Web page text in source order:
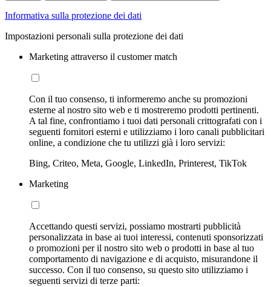
Informativa sulla protezione dei dati
Impostazioni personali sulla protezione dei dati
Marketing attraverso il customer match
Con il tuo consenso, ti informeremo anche su promozioni
esterne al nostro sito web e ti mostreremo prodotti pertinenti.
A tal fine, confrontiamo i tuoi dati personali crittografati con i
seguenti fornitori esterni e utilizziamo i loro canali pubblicitari
online, a condizione che tu utilizzi già i loro servizi:
Bing, Criteo, Meta, Google, LinkedIn, Printerest, TikTok
Marketing
Accettando questi servizi, possiamo mostrarti pubblicità
personalizzata in base ai tuoi interessi, contenuti sponsorizzati
o promozioni per il nostro sito web o prodotti in base al tuo
comportamento di navigazione e di acquisto, misurandone il
successo. Con il tuo consenso, su questo sito utilizziamo i
seguenti servizi di terze parti: